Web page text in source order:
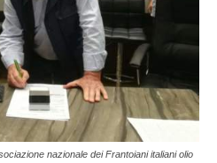
nazionale dei Frantoiani italiani olio